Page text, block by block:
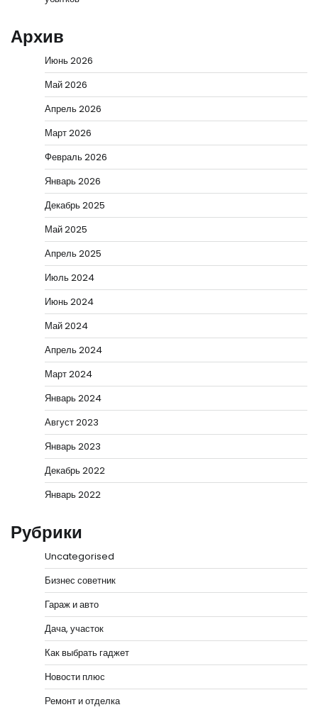
Архив
Июнь 2026
Май 2026
Апрель 2026
Март 2026
Февраль 2026
Январь 2026
Декабрь 2025
Май 2025
Апрель 2025
Июль 2024
Июнь 2024
Май 2024
Апрель 2024
Март 2024
Январь 2024
Август 2023
Январь 2023
Декабрь 2022
Январь 2022
Рубрики
Uncategorised
Бизнес советник
Гараж и авто
Дача, участок
Как выбрать гаджет
Новости плюс
Ремонт и отделка